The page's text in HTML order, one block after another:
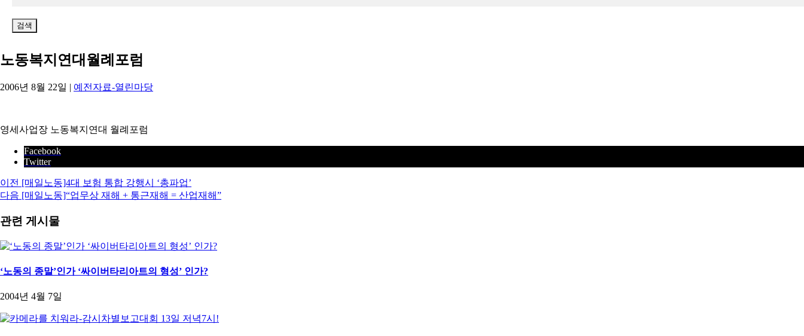
노동복지연대월례포럼
2006년 8월 22일 | 예전자료-열린마당
영세사업장 노동복지연대 월례포럼
Facebook
Twitter
이전 [매일노동]4대 보험 통합 강행시 ‘총파업’
다음 [매일노동]“업무상 재해 + 통근재해 = 산업재해”
관련 게시물
‘노동의 종말’인가 ‘싸이버타리아트의 형성’ 인가?
2004년 4월 7일